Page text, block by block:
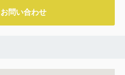
お問い合わせ